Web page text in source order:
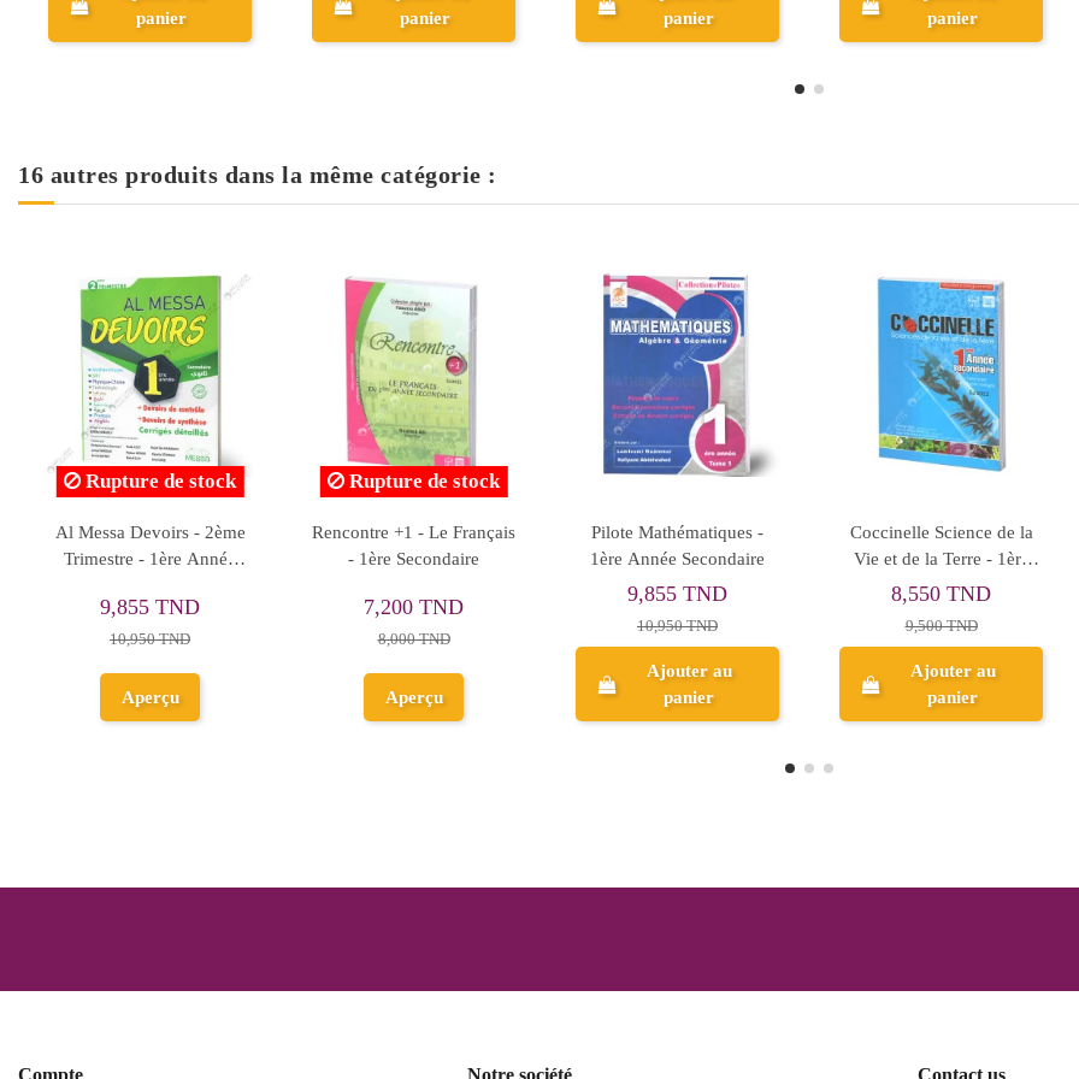
panier
panier
panier
panier
16 autres produits dans la même catégorie :
Collection Bios - S.V.1 -
1ère Secondaire
7,650 TND
Ajouter au
panier
Rupture de stock
Pyramide - Epreuves en
Physique-Chimie - 1ère
12,150 TND
13,500 TND
Aperçu
Rupture de stock
Al Messa - Français - 1ère
année Secondaire
13,455 TND
Aperçu
Fiches de Révision
Mathématiques - 1ère
Année Secondaire
4,455 TND
4,950 TND
Ajouter au
panier
Compte Notre société Contact us